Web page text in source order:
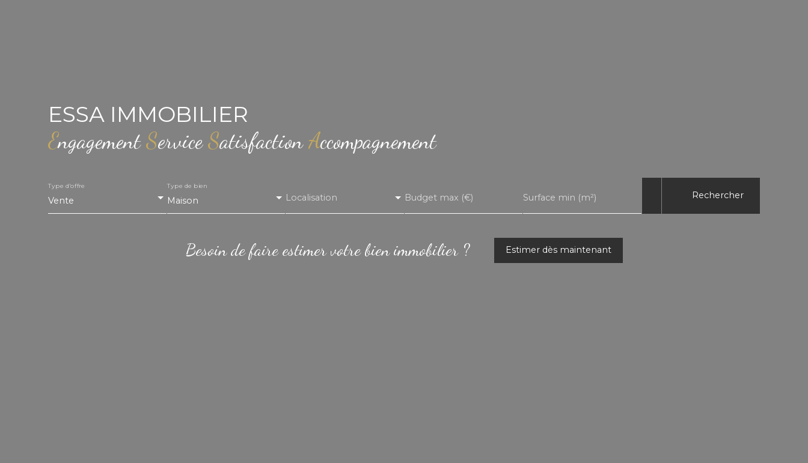
ESSA IMMOBILIER
EngagementServiceSatisfactionAccompagnement
Vente
Type d'offre
Maison
Type de bien
Localisation Budget max (€) Surface min (m²) Rechercher
Besoin de faire estimer votre bien immobilier ? Estimer dès maintenant